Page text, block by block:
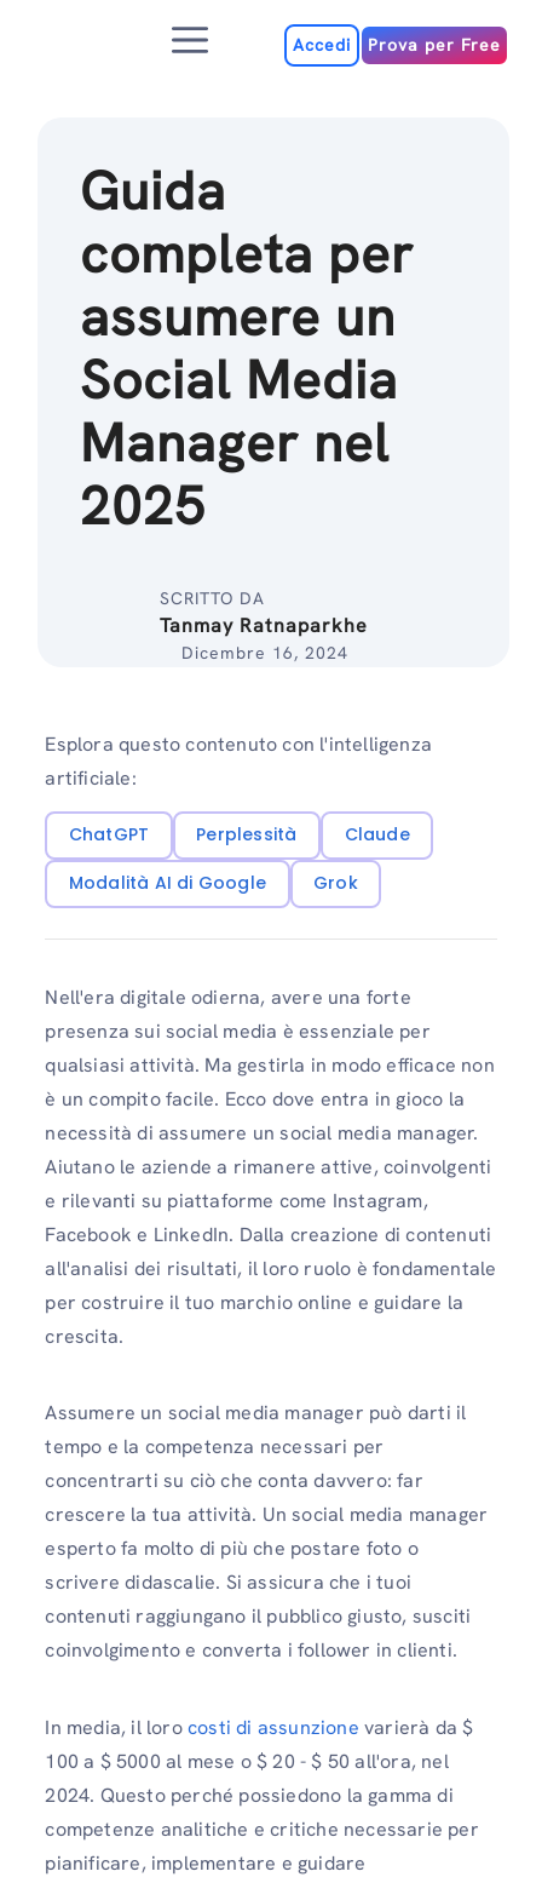
MenuAccedi Prova per Free
Guida
completa per
assumere un
Social Media
Manager nel
2025
SCRITTO DA
Tanmay Ratnaparkhe
Dicembre 16, 2024
Esplora questo contenuto con l'intelligenza
artificiale:
ChatGPT Perplessità
Claude
Modalità AI di Google
Grok
Nell'era digitale odierna, avere una forte
presenza sui social media è essenziale per
qualsiasi attività. Ma gestirla in modo efficace non
è un compito facile. Ecco dove entra in gioco la
necessità di assumere un social media manager.
Aiutano le aziende a rimanere attive, coinvolgenti
e rilevanti su piattaforme come Instagram,
Facebook e LinkedIn. Dalla creazione di contenuti
all'analisi dei risultati, il loro ruolo è fondamentale
per costruire il tuo marchio online e guidare la
crescita.
Assumere un social media manager può darti il ​​
tempo e la competenza necessari per
concentrarti su ciò che conta davvero: far
crescere la tua attività. Un social media manager
esperto fa molto di più che postare foto o
scrivere didascalie. Si assicura che i tuoi
contenuti raggiungano il pubblico giusto, susciti
coinvolgimento e converta i follower in clienti.
In media, il lorocosti di assunzione varierà da $
100 a $ 5000 al mese o $ 20 - $ 50 all'ora, nel
2024. Questo perché possiedono la gamma di
competenze analitiche e critiche necessarie per
pianificare, implementare e guidare